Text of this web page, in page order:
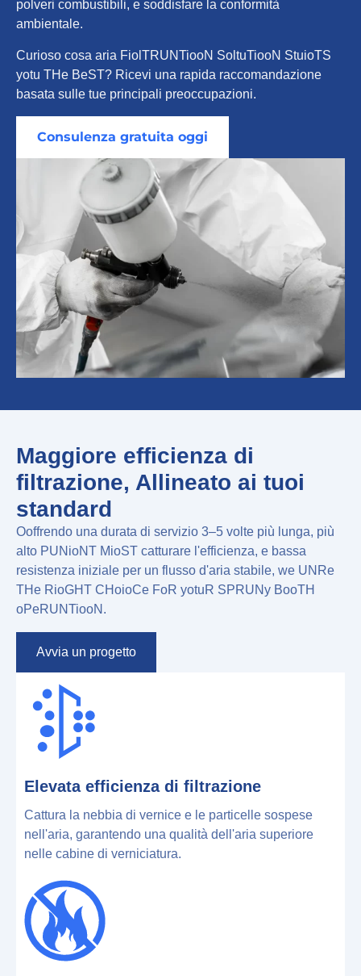
polveri combustibili, e soddisfare la conformità
ambientale.
Curioso cosa aria Fio TRUNTiooN So tuTiooN StuioTS
yotu THe BeST? Ricevi una rapida raccomandazione
basata sulle tue principali preoccupazioni.
Consulenza gratuita oggi
Maggiore efficienza di
filtrazione, Allineato ai tuoi
standard
Ooffrendo una durata di servizio 3–5 volte più lunga, più
alto PUN ioNT MioST catturare l'efficienza, e bassa
resistenza iniziale per un flusso d'aria stabile, we UN Re
THe RioGHT CHoioCe FoR yotuR SPRUNy BooTH
oPeRUNTiooN .
Avvia un progetto
Elevata efficienza di filtrazione
Cattura la nebbia di vernice e le particelle sospese
nell'aria, garantendo una qualità dell'aria superiore
nelle cabine di verniciatura.